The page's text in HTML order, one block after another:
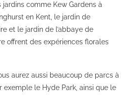
comme Kew Gardens à
en Kent, le jardin de
et le jardin de l’abbaye de
offrent des expériences florales
aurez aussi beaucoup de parcs à
exemple le Hyde Park, ainsi que le